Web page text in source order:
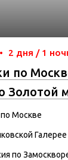
• 2 дня / 1
по
Золотой
по Москве
Галерее
по